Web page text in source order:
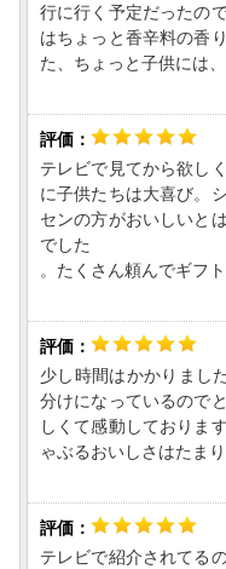
行に行く予定だったの
はちょっと香辛料の香
た、ちょっと子供には
テレビで見てから欲し
に子供たちは大喜び。
センの方がおいしいと
でした
。たくさん頼んでギフ
少し時間はかかりまし
分けになっているので
しくて感動しておりま
ゃぶるおいしさはたま
テレビで紹介されてる